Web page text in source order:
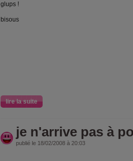
glups !
bisous
lire la suite
je n'arrive pas à
publié le 18/02/2008 à 20:03